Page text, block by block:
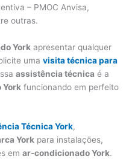
– PMOC Anvisa,
outras.
York apresentar qualquer
umavisita técnica para
assistência técnica é a
York funcionando em perfeito
Técnica York,
York para instalações,
emar-condicionado York.